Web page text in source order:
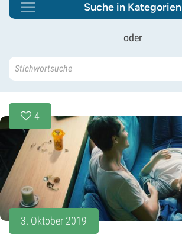
Suche in Kategorien
oder
4
3. Oktober 2019